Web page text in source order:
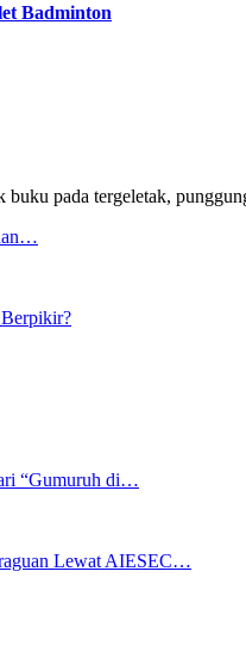
Badminton
buku pada tergeletak,
“Gumuruh di…
Lewat AIESEC…